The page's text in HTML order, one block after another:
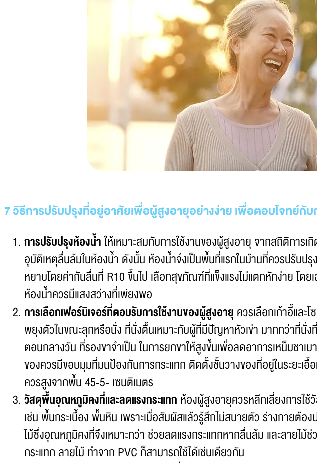
7 วิธีการปรับปรุงที่อยู่อาศัยเพื่อผู้สูงอายุอย่างง่าย เพื่อตอบโจทย์กั
การปรับปรุงห้องน้ำให้เหมาะสมกับการใช้งานของผู้สูงอายุ จากสถิติการ
อุบัติเหตุลื่นล้มในห้องน้ำ ดังนั้น ห้องน้ำจึงเป็นพื้นที่แรกในบ้านที่ควรปรับป
หยาบโดยค่ากันลื่นที่ R10 ขึ้นไป เลือกสุขภัณฑ์ที่แข็งแรงไม่แตกหักง่าย โดย
ห้องน้ำควรมีแสงสว่างที่เพียงพอ
การเลือกเฟอร์นิเจอร์ที่ตอบรับการใช้งานของผู้สูงอายุ ควรเลือกเก้าอี้แล
พยุงตัวในขณะลุกหรือนั่ง ที่นั่งตื้นเหมาะกับผู้ที่มีปัญหาหัวเข่า มากกว่าที่นั่ง
ตอนกลางวัน ที่รองขาจำเป็น ในการยกขาให้สูงขึ้นเพื่อลดอาการเหน็บชา
ของควรมีขอบมุมที่มนป้องกันการกระแทก ติดตั้งชั้นวางของที่อยู่ในระยะเอื้
ควรสูงจากพื้น 45-5- เซนติเมตร
วัสดุพื้นอุณหภูมิคงที่และลดแรงกระแทก ห้องผู้สูงอายุควรหลีกเลี่ยงการใ
เช่น พื้นกระเบื้อง พื้นหิน เพราะเมื่อสัมผัสแล้วรู้สึกไม่สบายตัว ร่างกายต้
ไม้ซึ่งอุณหภูมิคงที่จึงเหมาะกว่า ช่วยลดแรงกระแทกหากลื่นล้ม และลายไ
กระแทก ลายไม้ ทำจาก PVC ก็สามารถใช้ได้เช่นเดียวกัน